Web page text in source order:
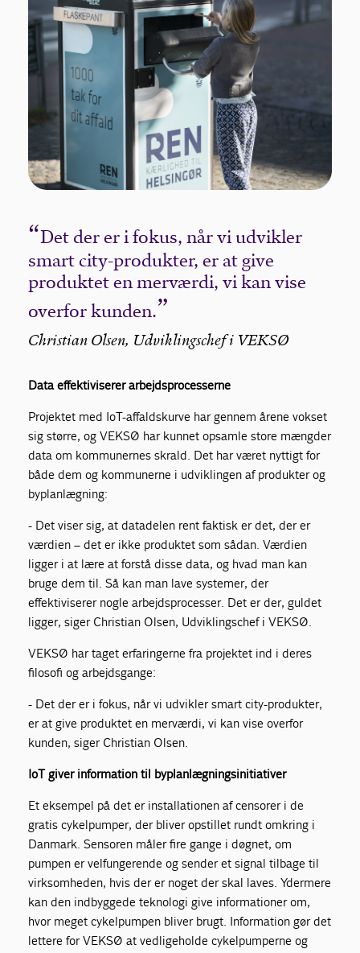
Det der er i fokus, når vi udvikler
smart city-produkter, er at give
produktet en merværdi, vi kan vise
overfor kunden.
Christian Olsen, Udviklingschef i VEKSØ
Data effektiviserer arbejdsprocesserne
Projektet med IoT-affaldskurve har gennem årene vokset
sig større, og VEKSØ har kunnet opsamle store mængder
data om kommunernes skrald. Det har været nyttigt for
både dem og kommunerne i udviklingen af produkter og
byplanlægning:
- Det viser sig, at datadelen rent faktisk er det, der er
værdien – det er ikke produktet som sådan. Værdien
ligger i at lære at forstå disse data, og hvad man kan
bruge dem til. Så kan man lave systemer, der
effektiviserer nogle arbejdsprocesser. Det er der, guldet
ligger, siger Christian Olsen, Udviklingschef i VEKSØ.
VEKSØ har taget erfaringerne fra projektet ind i deres
filosofi og arbejdsgange:
- Det der er i fokus, når vi udvikler smart city-produkter,
er at give produktet en merværdi, vi kan vise overfor
kunden, siger Christian Olsen.
IoT giver information til byplanlægningsinitiativer
Et eksempel på det er installationen af censorer i de
gratis cykelpumper, der bliver opstillet rundt omkring i
Danmark. Sensoren måler fire gange i døgnet, om
pumpen er velfungerende og sender et signal tilbage til
virksomheden, hvis der er noget der skal laves. Ydermere
kan den indbyggede teknologi give informationer om,
hvor meget cykelpumpen bliver brugt. Information gør det
lettere for VEKSØ at vedligeholde cykelpumperne og